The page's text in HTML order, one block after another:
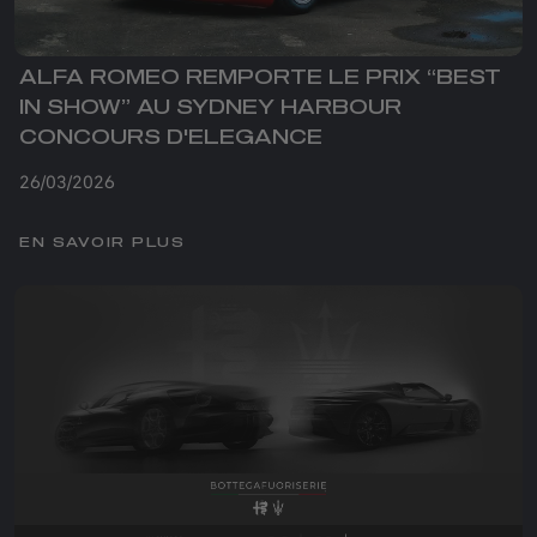
ALFA ROMEO REMPORTE LE PRIX “BEST
IN SHOW” AU SYDNEY HARBOUR
CONCOURS D'ELEGANCE
26/03/2026
EN SAVOIR PLUS